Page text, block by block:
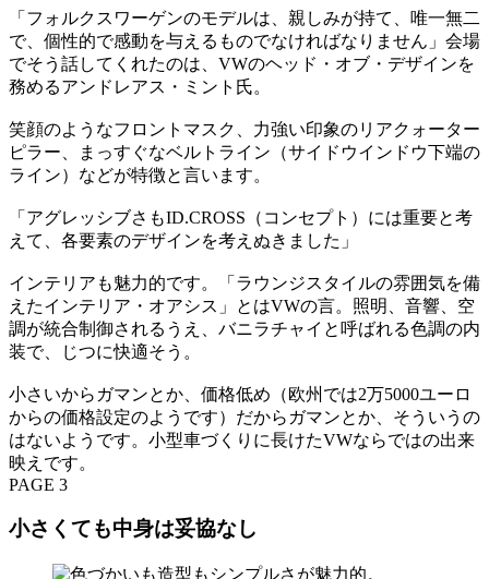
「フォルクスワーゲンのモデルは、親しみが持て、唯一無二
で、個性的で感動を与えるものでなければなりません」会場
でそう話してくれたのは、VWのヘッド・オブ・デザインを
務めるアンドレアス・ミント氏。
笑顔のようなフロントマスク、力強い印象のリアクォーター
ピラー、まっすぐなベルトライン（サイドウインドウ下端の
ライン）などが特徴と言います。
「アグレッシブさもID.CROSS（コンセプト）には重要と考
えて、各要素のデザインを考えぬきました」
インテリアも魅力的です。「ラウンジスタイルの雰囲気を備
えたインテリア・オアシス」とはVWの言。照明、音響、空
調が統合制御されるうえ、バニラチャイと呼ばれる色調の内
装で、じつに快適そう。
小さいからガマンとか、価格低め（欧州では2万5000ユーロ
からの価格設定のようです）だからガマンとか、そういうの
はないようです。小型車づくりに長けたVWならではの出来
映えです。
PAGE 3
小さくても中身は妥協なし